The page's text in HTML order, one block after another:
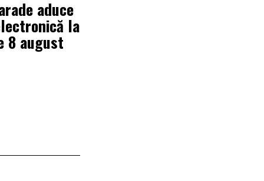
aduce
la
8 august